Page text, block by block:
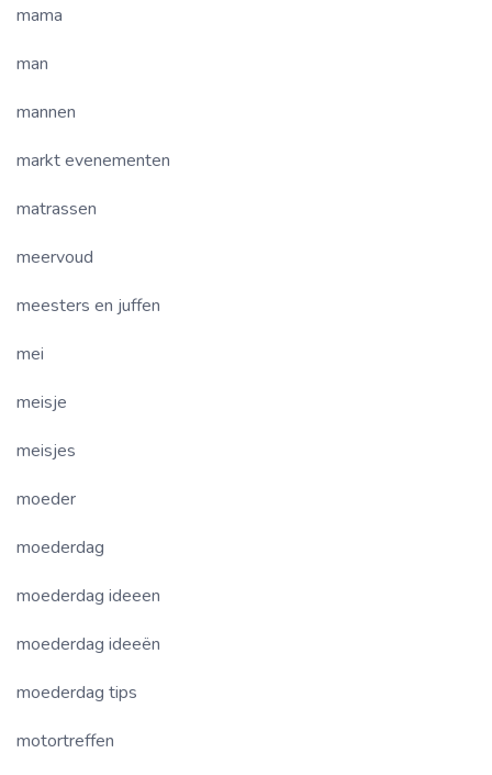
mama
man
mannen
markt evenementen
matrassen
meervoud
meesters en juffen
mei
meisje
meisjes
moeder
moederdag
moederdag ideeen
moederdag ideeën
moederdag tips
motortreffen